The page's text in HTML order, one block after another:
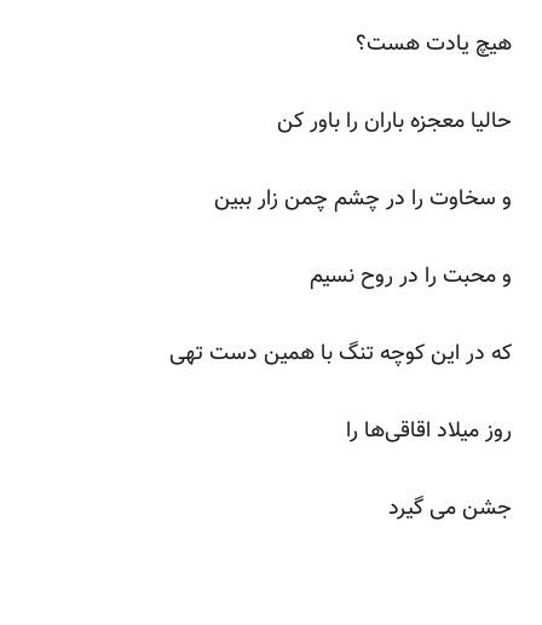
هیچ یادت هست؟
حالیا معجزه باران را باور کن
و سخاوت را در چشم چمن زار ببین
و محبت را در روح نسیم
که در این کوچه تنگ با همین دست تهی
روز میلاد اقاقی‌ها را
جشن می گیرد